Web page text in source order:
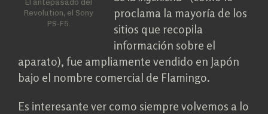
El antepasado del
Revolution, el Sony
PS-F5.
proclama la mayoría de los
sitios que recopila
información sobre el
aparato), fue ampliamente vendido en Japón
bajo el nombre comercial de Flamingo.
Es interesante ver como siempre volvemos a lo